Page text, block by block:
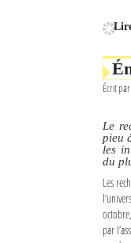
Écrit par
Le
pieu
les
du
Les
par